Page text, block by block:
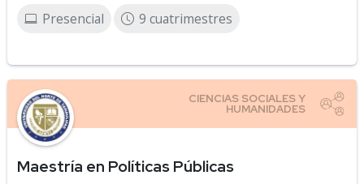
Presencial 9 cuatrimestres
Maestría en Políticas Públicas